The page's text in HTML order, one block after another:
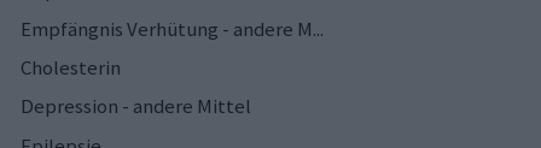
Empfängnis Verhütung - andere M...
Cholesterin
Depression - andere Mittel